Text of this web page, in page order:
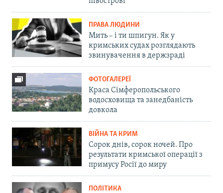
ПРАВА ЛЮДИНИ
Мить – і ти шпигун. Як у
кримських судах розглядають
звинувачення в держзраді
ФОТОГАЛЕРЕЇ
Краса Сімферопольського
водосховища та занедбаність
довкола
ВІЙНА ТА КРИМ
Сорок днів, сорок ночей. Про
результати кримської операції з
примусу Росії до миру
ПОЛІТИКА